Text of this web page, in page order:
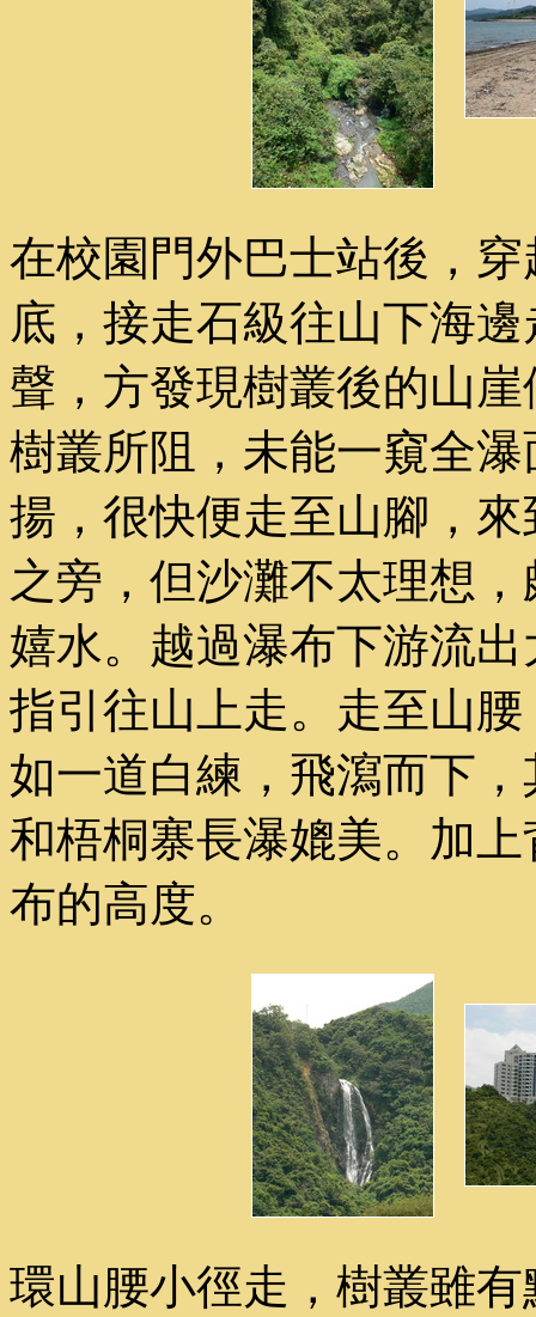
在校園門外巴士站後，
底，接走石級往山下海
聲，方發現樹叢後的山
樹叢所阻，未能一窺全
揚，很快便走至山腳，
之旁，但沙灘不太理想
嬉水。越過瀑布下游流
指引往山上走。走至山
如一道白練，飛瀉而下
和梧桐寨長瀑媲美。加
布的高度。
環山腰小徑走，樹叢雖